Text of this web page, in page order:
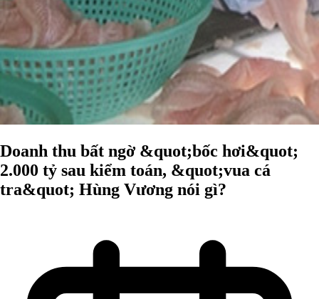
Doanh thu bất ngờ &quot;bốc hơi&quot;
2.000 tỷ sau kiểm toán, &quot;vua cá
tra&quot; Hùng Vương nói gì?